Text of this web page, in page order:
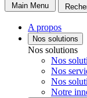
Main Menu
A propos
Nos solutions
Nos solutions
Nos
Nos
Nos
Notre